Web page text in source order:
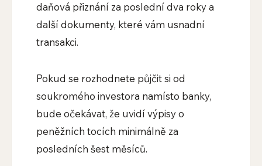
daňová přiznání za poslední dva roky a
další dokumenty, které vám usnadní
transakci.
Pokud se rozhodnete půjčit si od
soukromého investora namísto banky,
bude očekávat, že uvidí výpisy o
peněžních tocích minimálně za
posledních šest měsíců.